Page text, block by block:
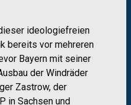
ideologiefreien
bereits vor mehreren
Bayern mit seiner
der Windräder
Zastrow, der
in Sachsen und